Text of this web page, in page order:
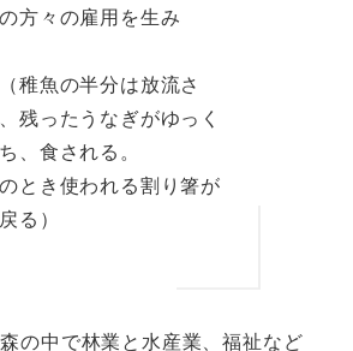
方々の雇用を生み
稚魚の半分は放流さ
残ったうなぎがゆっく
、食される。
のとき使われる割り箸が
る）
の中で林業と水産業、福祉など